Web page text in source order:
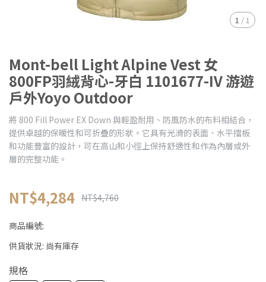
1 /1
Mont-bell Light Alpine Vest 女
800FP羽絨背心-牙白 1101677-IV 游遊
戶外Yoyo Outdoor
將 800 Fill Power EX Down 與輕盈耐用、防風防水的布料相結合，
提供卓越的保暖性和可折疊的形狀。它具有光滑的表面、水平擋板
和功能豐富的設計，可在高山和小徑上保持舒適性和作為內層或外
層的完整功能。
NT$4,284 NT$4,760
商品編號:
供貨狀況: 尚有庫存
規格